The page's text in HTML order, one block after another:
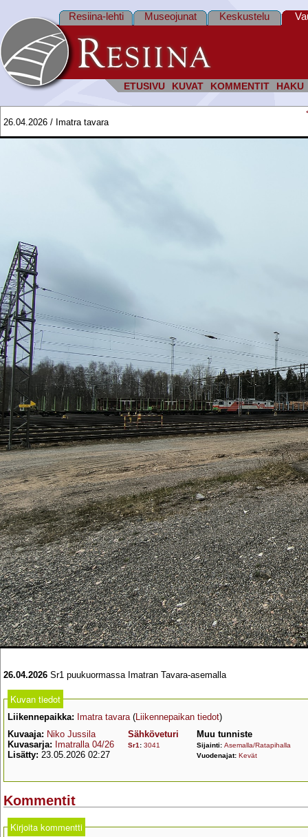
ETUSIVU KUVAT KOMMENTIT HAKU
Resiina-lehti Museojunat Keskustelu
26.04.2026 / Imatra tavara
26.04.2026 Sr1 puukuormassa Imatran Tavara-asemalla
Kuvan tiedot
Liikennepaikka: Imatra tavara(Liikennepaikan tiedot)
Kuvaaja: Niko Jussila
Kuvasarja: Imatralla 04/26
Lisätty: 23.05.2026 02:27
Sähköveturi
Sr1 : 3041
Muu tunniste
Sijainti: Asemalla/Ratapihalla
Vuodenajat: Kevät
Kommentit
Kirjoita kommentti